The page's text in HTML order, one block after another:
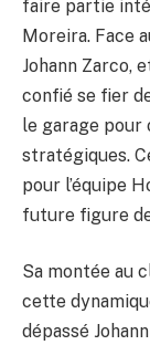
faire partie
Moreira. Face
Johann Zarco,
confié se fier
le garage pour
stratégiques.
pour l’équipe
future figure
Sa montée au
cette
dépassé